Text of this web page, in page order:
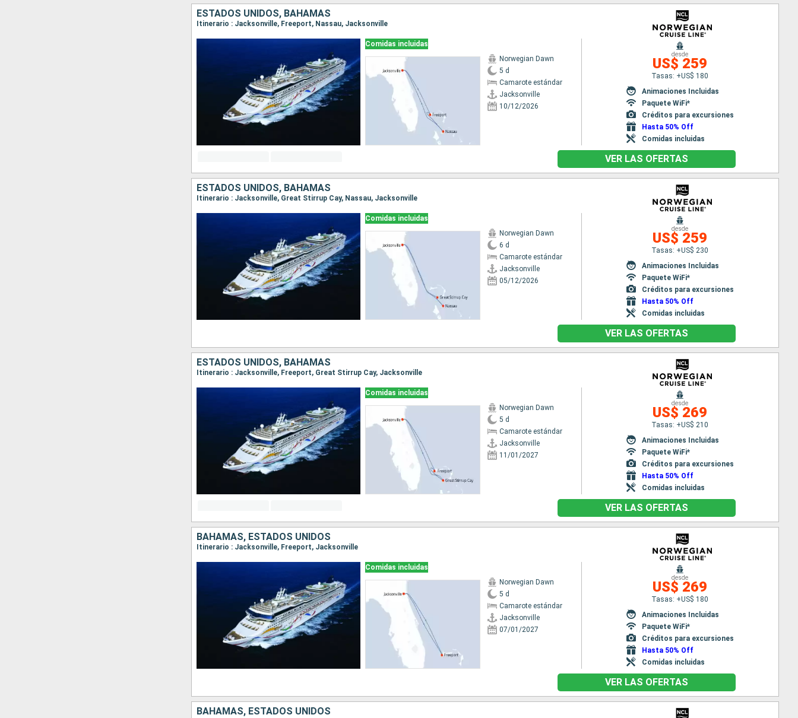
ESTADOS UNIDOS, BAHAMAS
Itinerario : Jacksonville, Freeport, Nassau, Jacksonville
Comidas incluidas
Norwegian Dawn
5 d
Camarote estándar
Jacksonville
10/12/2026
desde
US$ 259
Tasas: +US$ 180
Animaciones Incluidas
Paquete WiFi*
Créditos para excursiones
Hasta 50% Off
Comidas incluidas
VER LAS OFERTAS
ESTADOS UNIDOS, BAHAMAS
Itinerario : Jacksonville, Great Stirrup Cay, Nassau, Jacksonville
Comidas incluidas
Norwegian Dawn
6 d
Camarote estándar
Jacksonville
05/12/2026
desde
US$ 259
Tasas: +US$ 230
Animaciones Incluidas
Paquete WiFi*
Créditos para excursiones
Hasta 50% Off
Comidas incluidas
VER LAS OFERTAS
ESTADOS UNIDOS, BAHAMAS
Itinerario : Jacksonville, Freeport, Great Stirrup Cay, Jacksonville
Comidas incluidas
Norwegian Dawn
5 d
Camarote estándar
Jacksonville
11/01/2027
desde
US$ 269
Tasas: +US$ 210
Animaciones Incluidas
Paquete WiFi*
Créditos para excursiones
Hasta 50% Off
Comidas incluidas
VER LAS OFERTAS
BAHAMAS, ESTADOS UNIDOS
Itinerario : Jacksonville, Freeport, Jacksonville
Comidas incluidas
Norwegian Dawn
5 d
Camarote estándar
Jacksonville
07/01/2027
desde
US$ 269
Tasas: +US$ 180
Animaciones Incluidas
Paquete WiFi*
Créditos para excursiones
Hasta 50% Off
Comidas incluidas
VER LAS OFERTAS
BAHAMAS, ESTADOS UNIDOS